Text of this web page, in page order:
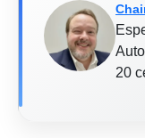
20